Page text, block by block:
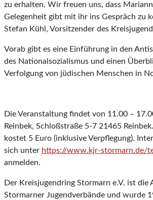
zu erhalten. Wir freuen uns, dass
Gelegenheit gibt mit ihr ins Gespräch zu
Stefan Kühl, Vorsitzender des
Vorab gibt es eine Einführung in den
des Nationalsozialismus und einen
Verfolgung von jüdischen Menschen in
Die Veranstaltung findet von 11.00 –
Reinbek, Schloßstraße 5-7 21465
kostet 5 Euro (inklusive Verpflegung).
sich unter https://www.kjr-stormarn.de/
anmelden.
Der Kreisjugendring Stormarn e.V. ist die
Stormarner Jugendverbände und wurde